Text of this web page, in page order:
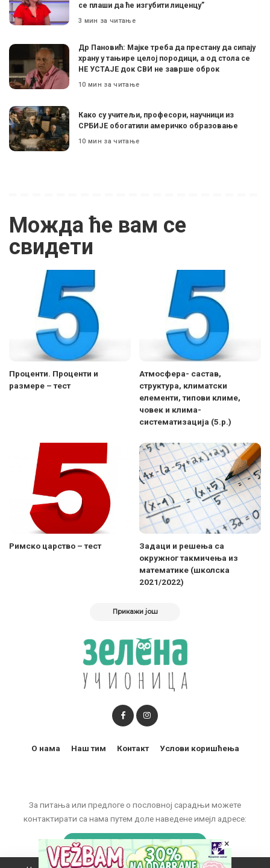
се плаши да ће изгубити лиценцу”
3 мин за читање
Др Пановић: Мајке треба да престану да сипају
храну у тањире целој породици, а од стола се
НЕ УСТАЈЕ док СВИ не заврше оброк
10 мин за читање
Како су учитељи, професори, научници из
СРБИЈЕ обогатили америчко образовање
10 мин за читање
Можда ће вам се
свидети
Проценти. Проценти и
размере – тест
Атмосфера- састав,
структура, климатски
елементи, типови климе,
човек и клима-
систематизација (5.р.)
Римско царство – тест
Задаци и решења са
окружног такмичења из
математике (школска
2021/2022)
Прикажи још
За питања или предлоге о пословној сарадњи можете
контактирати са нама путем доле наведене имејл адресе:
marketing@zelenaucionica.com
О нама Наш тим Контакт Услови коришћења
×